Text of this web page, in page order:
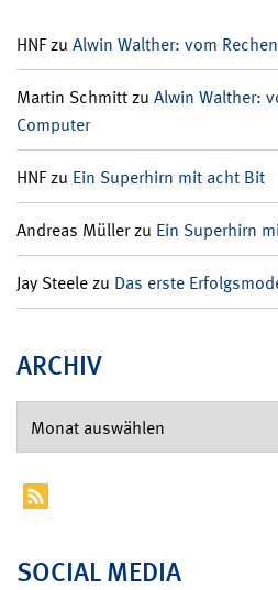
HNFzu Alwin Walther: vom
Martin Schmittzu Alwin Walther:
Computer
HNFzu Ein Superhirn mit acht Bit
Andreas Müllerzu Ein Superhirn
Jay Steelezu Das erste
ARCHIV
SOCIAL MEDIA